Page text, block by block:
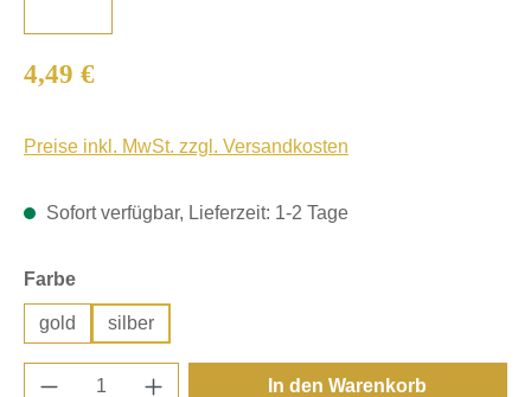
Regulärer Preis:
4,49 €
Preise inkl. MwSt. zzgl. Versandkosten
Sofort verfügbar, Lieferzeit: 1-2 Tage
Farbeauswählen
gold silber
Produkt Anzahl: Gib den gewünschten
In den Warenkorb